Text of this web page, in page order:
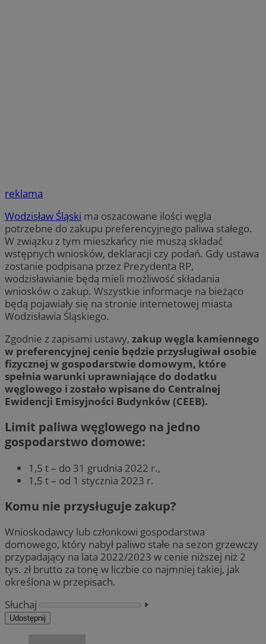
reklama
Wodzisław Śląski ma oszacowane ilości węgla
potrzebne do zakupu preferencyjnego paliwa stałego.
W związku z tym mieszkańcy nie muszą składać
wstępnych wniosków, deklaracji czy podań. Gdy ustawa
zostanie podpisana przez Prezydenta RP,
wodzisławianie będą mieli możliwość składania
wniosków o zakup. Wszystkie informacje na bieżąco
będą pojawiały się na stronie internetowej miasta
Wodzisławia Śląskiego.
Zgodnie z zapisami ustawy, zakup węgla kamiennego
w preferencyjnej cenie będzie przysługiwał osobie
fizycznej w gospodarstwie domowym, które
spełnia warunki uprawniające do dodatku
węglowego i zostało wpisane do Centralnej
Ewidencji Emisyjności Budynków (CEEB).
Limit paliwa węglowego na jedno
gospodarstwo domowe:
1,5 t – do 31 grudnia 2022 r.,
1,5 t – od 1 stycznia 2023 r.
Komu nie przysługuje zakup?
Wnioskodawcy lub członkowi gospodarstwa
domowego, który nabył paliwo stałe na sezon grzewczy
przypadający na lata 2022/2023 w cenie niższej niż 2
tys. zł brutto za tonę w liczbie co najmniej takiej, jak
określona w przepisach.
Słuchaj
⏵︎
Udostępnij